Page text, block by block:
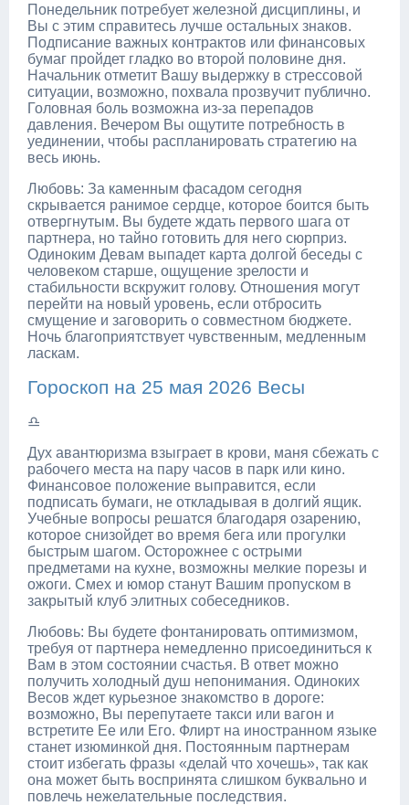
Понедельник потребует железной дисциплины, и
Вы с этим справитесь лучше остальных знаков.
Подписание важных контрактов или финансовых
бумаг пройдет гладко во второй половине дня.
Начальник отметит Вашу выдержку в стрессовой
ситуации, возможно, похвала прозвучит публично.
Головная боль возможна из-за перепадов
давления. Вечером Вы ощутите потребность в
уединении, чтобы распланировать стратегию на
весь июнь.
Любовь: За каменным фасадом сегодня
скрывается ранимое сердце, которое боится быть
отвергнутым. Вы будете ждать первого шага от
партнера, но тайно готовить для него сюрприз.
Одиноким Девам выпадет карта долгой беседы с
человеком старше, ощущение зрелости и
стабильности вскружит голову. Отношения могут
перейти на новый уровень, если отбросить
смущение и заговорить о совместном бюджете.
Ночь благоприятствует чувственным, медленным
ласкам.
Гороскоп на 25 мая 2026 Весы
♎
Дух авантюризма взыграет в крови, маня сбежать с
рабочего места на пару часов в парк или кино.
Финансовое положение выправится, если
подписать бумаги, не откладывая в долгий ящик.
Учебные вопросы решатся благодаря озарению,
которое снизойдет во время бега или прогулки
быстрым шагом. Осторожнее с острыми
предметами на кухне, возможны мелкие порезы и
ожоги. Смех и юмор станут Вашим пропуском в
закрытый клуб элитных собеседников.
Любовь: Вы будете фонтанировать оптимизмом,
требуя от партнера немедленно присоединиться к
Вам в этом состоянии счастья. В ответ можно
получить холодный душ непонимания. Одиноких
Весов ждет курьезное знакомство в дороге:
возможно, Вы перепутаете такси или вагон и
встретите Ее или Его. Флирт на иностранном языке
станет изюминкой дня. Постоянным партнерам
стоит избегать фразы «делай что хочешь», так как
она может быть воспринята слишком буквально и
повлечь нежелательные последствия.